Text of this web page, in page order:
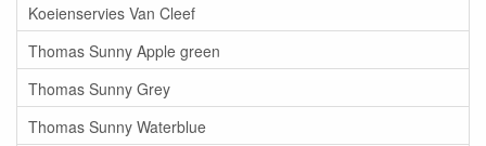
Koeienservies Van Cleef
Thomas Sunny Apple green
Thomas Sunny Grey
Thomas Sunny Waterblue